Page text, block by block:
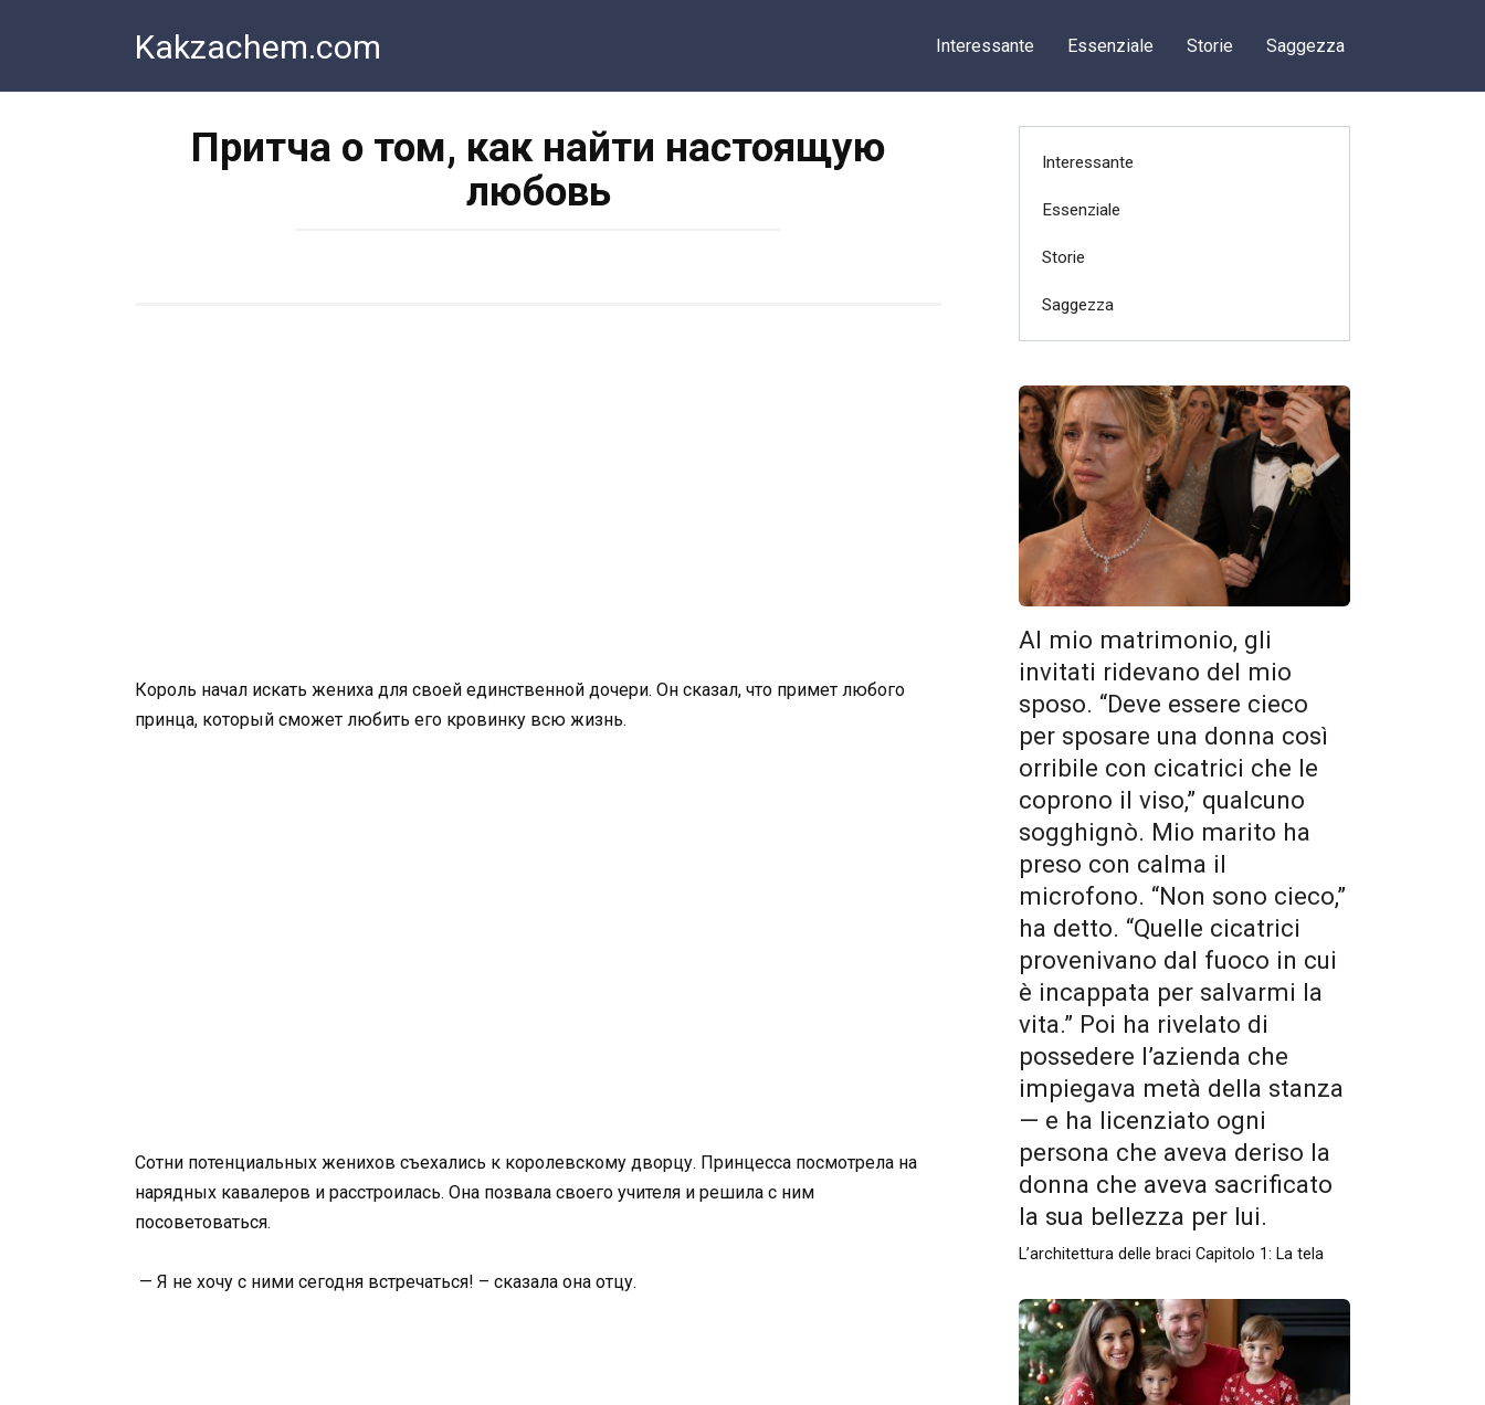
Kakzachem.com Interessante Essenziale Storie Saggezza
Притча о том, как найти настоящую
любовь
Король начал искать жениха для своей единственной дочери. Он сказал, что примет любого
принца, который сможет любить его кровинку всю жизнь.
Сотни потенциальных женихов съехались к королевскому дворцу. Принцесса посмотрела на
нарядных кавалеров и расстроилась. Она позвала своего учителя и решила с ним
посоветоваться.
— Я не хочу с ними сегодня встречаться! – сказала она отцу.
Interessante
Essenziale
Storie
Saggezza
Al mio matrimonio, gli
invitati ridevano del mio
sposo. “Deve essere cieco
per sposare una donna così
orribile con cicatrici che le
coprono il viso,” qualcuno
sogghignò. Mio marito ha
preso con calma il
microfono. “Non sono cieco,”
ha detto. “Quelle cicatrici
provenivano dal fuoco in cui
è incappata per salvarmi la
vita.” Poi ha rivelato di
possedere l’azienda che
impiegava metà della stanza
— e ha licenziato ogni
persona che aveva deriso la
donna che aveva sacrificato
la sua bellezza per lui.
L’architettura delle braci Capitolo 1: La tela